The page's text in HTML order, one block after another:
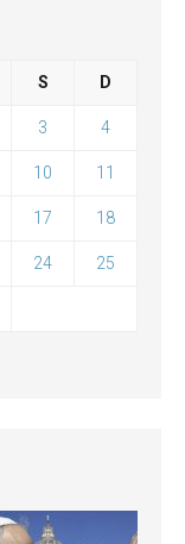
S D
3 4
10 11
17 18
24 25